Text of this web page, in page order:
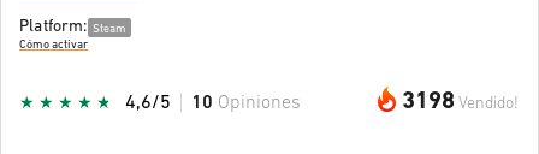
Platform: Steam
Cómo activar
3198 Vendido!
4,6/5 10 Opiniones